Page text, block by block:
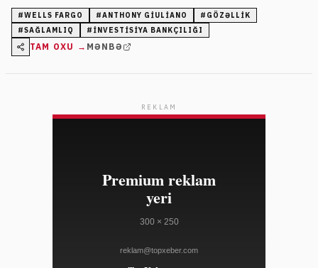
verərək platformanın inkişafını təmin edəcək.
#WELLS FARGO #ANTHONY GIULIANO # GÖZƏLLIK
#SAĞLAMLIQ # INVESTISIYA BANKÇILIĞI
TAM OXU → MƏNBƏ
REKLAM